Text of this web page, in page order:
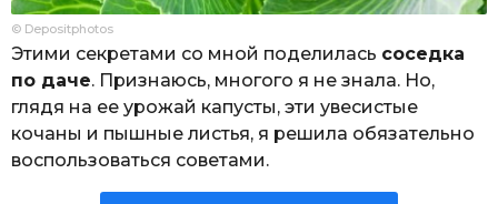
© Depositphotos
Этими секретами со мной поделилась соседка
по даче. Признаюсь, многого я не знала. Но,
глядя на ее урожай капусты, эти увесистые
кочаны и пышные листья, я решила обязательно
воспользоваться советами.